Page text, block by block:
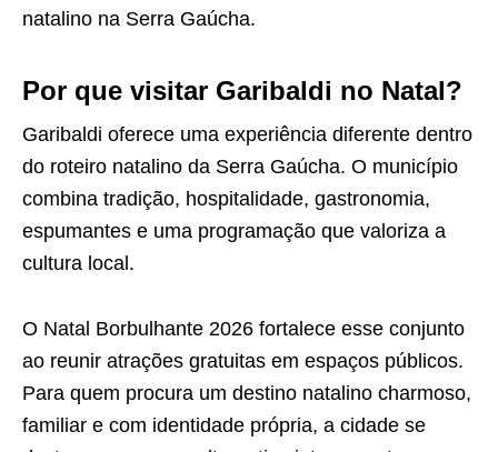
natalino na Serra Gaúcha.
Por que visitar Garibaldi no Natal?
Garibaldi oferece uma experiência diferente dentro
do roteiro natalino da Serra Gaúcha. O município
combina tradição, hospitalidade, gastronomia,
espumantes e uma programação que valoriza a
cultura local.
O Natal Borbulhante 2026 fortalece esse conjunto
ao reunir atrações gratuitas em espaços públicos.
Para quem procura um destino natalino charmoso,
familiar e com identidade própria, a cidade se